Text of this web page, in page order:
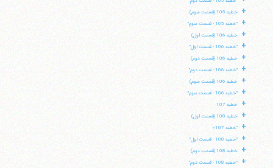
+ خطبه 105 (قسمت سوم)
+ "خطبه 105 - قسمت سوم"
+ خطبه 106 (قسمت اول)
+ "خطبه 106 - قسمت اول"
+ خطبه 106 (قسمت دوم)
+ "خطبه 106 - قسمت دوم"
+ خطبه 106 (قسمت سوم)
+ "خطبه 106 - قسمت سوم"
+ خطبه 107
+ خطبه 108 (قسمت اول)
+ "خطبه 107»
+ "خطبه 108 - قسمت اول"
+ خطبه 108 (قسمت دوم)
+ "خطبه 108 - قسمت دوم"